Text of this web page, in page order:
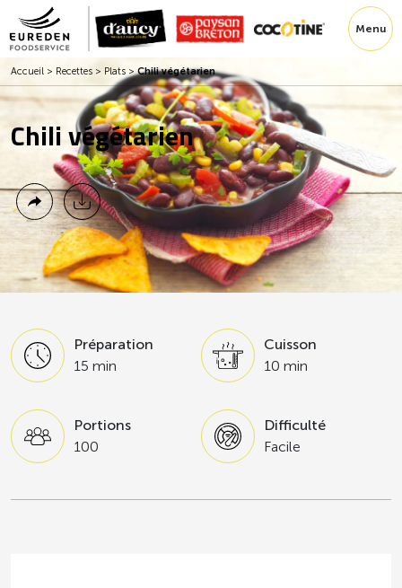
Menu
Accueil > Recettes > Plats >Chili végétarien
Chili végétarien
Préparation
15 min
Cuisson
10 min
Portions
100
Difficulté
Facile